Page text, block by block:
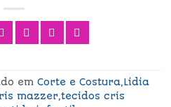
em Corte e Costura,Lidia
mazzer,tecidos cris